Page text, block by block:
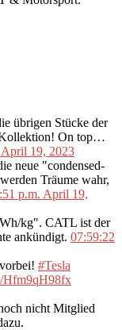
übrigen Stücke der
Kollektion! On top…
19, 2023
neue "condensed-
Träume wahr,
p.m. April 19,
kg". CATL ist der
ankündigt. 07:59:22
#Tesla
Hfm9qH98fx
nicht Mitglied